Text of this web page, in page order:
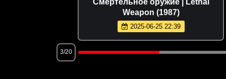
Weapon (1987)
2025-06-25 22:39
3/20